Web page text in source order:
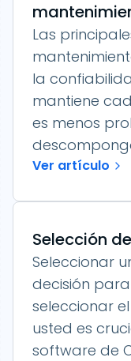
Las
la
mantiene
es menos
Ver artículo
Selección
Seleccionar
decisión
seleccionar
usted es
software de